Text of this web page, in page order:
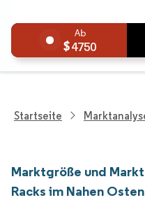
4750
Startseite
Marktgröße und
Racks im Nahen Osten